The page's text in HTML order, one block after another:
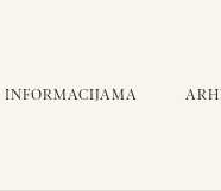
INFORMACIJAMA